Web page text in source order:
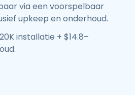
via een voorspelbaar
upkeep en onderhoud.
installatie + $14.8–